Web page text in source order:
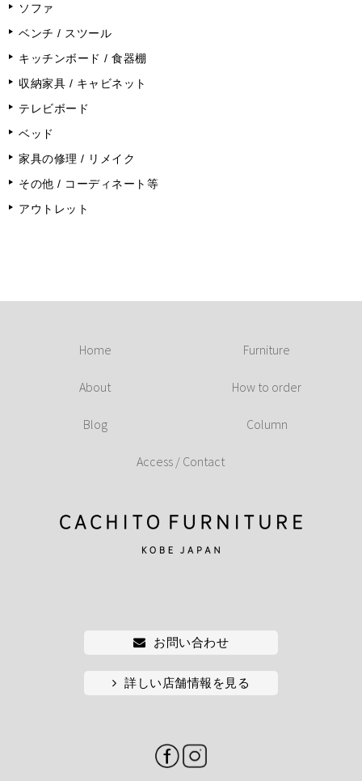
ソファ
ベンチ / スツール
キッチンボード / 食器棚
収納家具 / キャビネット
テレビボード
ベッド
家具の修理 / リメイク
その他 / コーディネート等
アウトレット
Home Furniture
About How to order
Blog Column
Access / Contact
お問い合わせ
詳しい店舗情報を見る